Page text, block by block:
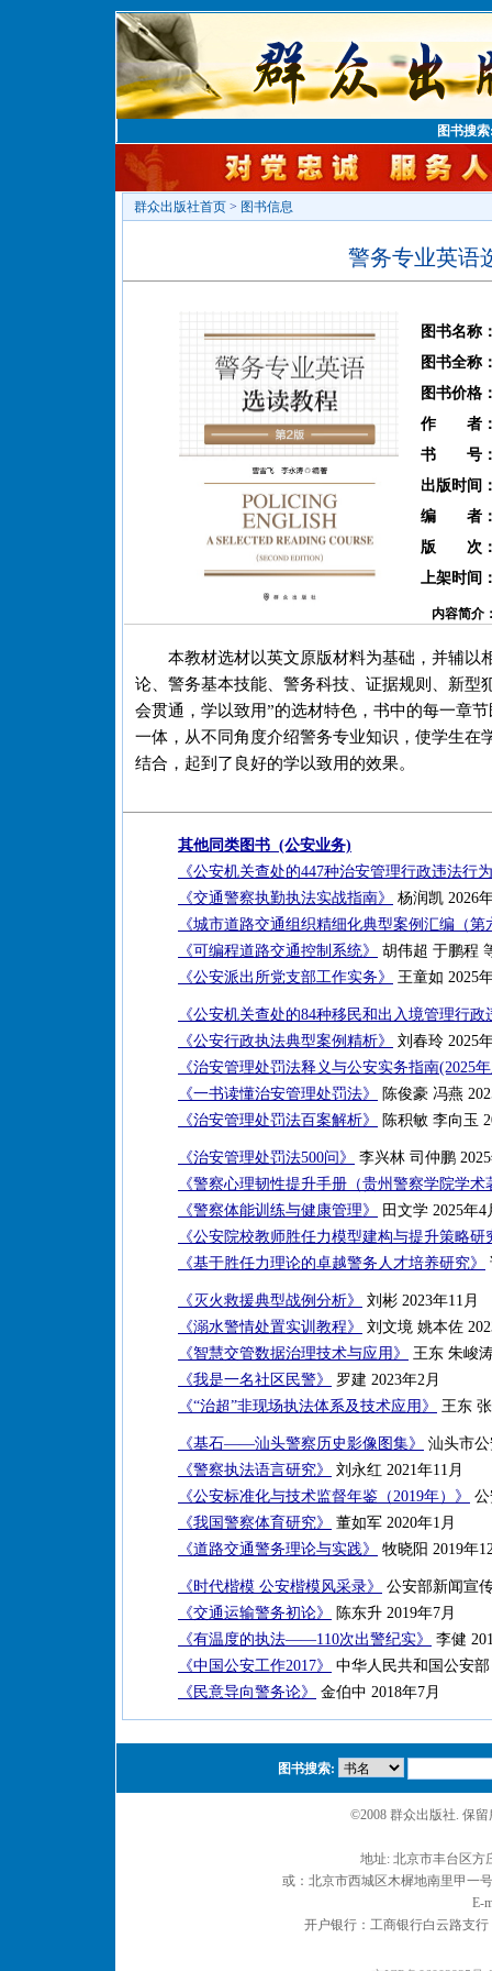
图书搜
群众出版社首页 > 图书信息
警务专业英语
图书名称
图书全称
图书价格
作 者
书 号
出版时间
编 者
版 次
上架时间
内容简介
本教材选材以英文原版材料为基础，并辅以
论、警务基本技能、警务科技、证据规则、新型
会贯通，学以致用”的选材特色，书中的每一章
一体，从不同角度介绍警务专业知识，使学生
结合，起到了良好的学以致用的效果。
其他同类图书 (公安业务)
《公安机关查处的447种治安管理行政违法行
《交通警察执勤执法实战指南》
杨润凯 2026
《城市道路交通组织精细化典型案例汇编（第
《可编程道路交通控制系统》
胡伟超 于鹏程
《公安派出所党支部工作实务》
王童如 2025
《公安机关查处的84种移民和出入境管理行
《公安行政执法典型案例精析》
刘春玲 2025
《治安管理处罚法释义与公安实务指南(2025
《一书读懂治安管理处罚法》
陈俊豪 冯燕
《治安管理处罚法百案解析》
陈积敏 李向玉
《治安管理处罚法500问》
李兴林 司仲鹏
《警察心理韧性提升手册（贵州警察学院学
《警察体能训练与健康管理》
田文学 2025年4
《公安院校教师胜任力模型建构与提升策略研
《基于胜任力理论的卓越警务人才培养研究》
《灭火救援典型战例分析》
刘彬 2023年11月
《溺水警情处置实训教程》
刘文境 姚本佐
《智慧交管数据治理技术与应用》
王东 朱峻
《我是一名社区民警》
罗建 2023年2月
《“治超”非现场执法体系及技术应用》
王东
《基石——汕头警察历史影像图集》
汕头市
《警察执法语言研究》
刘永红 2021年11月
《公安标准化与技术监督年鉴（2019年）》
《我国警察体育研究》
董如军 2020年1月
《道路交通警务理论与实践》
牧晓阳 2019年
《时代楷模 公安楷模风采录》
公安部新闻宣
《交通运输警务初论》
陈东升 2019年7月
《有温度的执法——110次出警纪实》
李健
《中国公安工作2017》
中华人民共和国公安部
《民意导向警务论》
金伯中 2018年7月
图书搜索:
©2008 群众出版社. 保
地址: 北京市丰台区
或：北京市西城区木樨地南里甲一
E-
开户银行：工商银行白云路支